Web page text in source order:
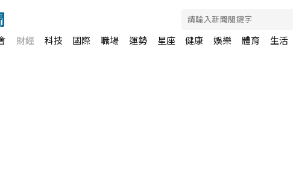
財經 科技 國際 職場 運勢 星座 健康 娛樂 體育 生活